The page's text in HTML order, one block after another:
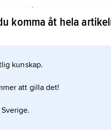
består av het joniserad
lyser tack vare
där det
komma åt hela
kunskap.
att gilla det!